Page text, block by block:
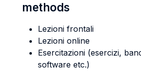
methods
Lezioni frontali
Lezioni online
Esercitazioni (esercizi,
software etc.)